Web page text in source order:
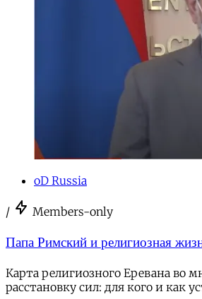
oD Russia
/ Members-only
Папа Римский и религиозная
Карта религиозного Еревана во
расстановку сил: для кого и как